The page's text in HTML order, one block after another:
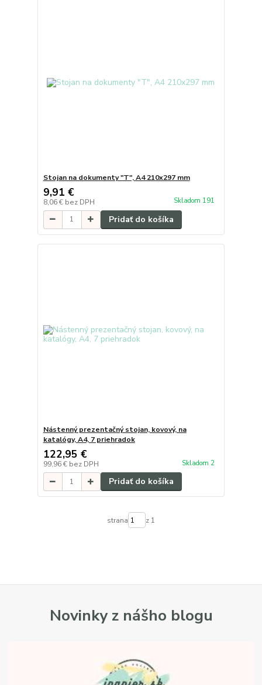
Stojan na dokumenty "T", A4 210x297 mm
9,91 €
8,06 € bez DPH Skladom 191
Pridať do košíka
Nástenný prezentačný stojan, kovový, na
katalógy, A4, 7 priehradok
122,95 €
99,96 € bez DPH Skladom 2
Pridať do košíka
strana z 1
Novinky z nášho blogu